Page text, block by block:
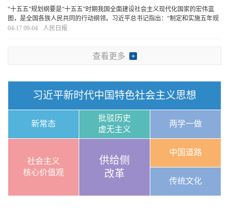
“十五五”规划纲要是“十五五”时期我国全面建设社会主义现代化国家的宏伟蓝
图，是全国各族人民共同的行动纲领。习近平总书记指出：“制定和实施五年规
划是我们党治国理政一条重要经验，是中国特色社会主义制度一个重要政治优
04-17 09-04 人民日报
查看更多
习近平新时代中国特色社会主义思想
新常态
批驳历史
虚无主义
两学一做
社会主义
核心价值观
供给侧
改革
中国道路
传统文化